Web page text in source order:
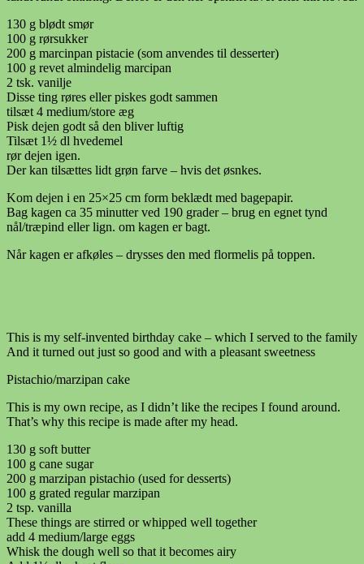
130 g blødt smør
100 g rørsukker
200 g marcinpan pistacie (som anvendes til desserter)
100 g revet almindelig marcipan
2 tsk. vanilje
Disse ting røres eller piskes godt sammen
tilsæt 4 medium/store æg
Pisk dejen godt så den bliver luftig
Tilsæt 1½ dl hvedemel
rør dejen igen.
Der kan tilsættes lidt grøn farve – hvis det øsnkes.
Kom dejen i en 25×25 cm form beklædt med bagepapir.
Bag kagen ca 35 minutter ved 190 grader – brug en egnet tynd
nål/træpind eller lign. om kagen er bagt.
Når kagen er afkøles – drysses den med flormelis på toppen.
This is my self-invented birthday cake – which I served to the family
And it turned out just so good and with a pleasant sweetness
Pistachio/marzipan cake
This is my own recipe, as I didn’t like the recipes I found around.
That’s why this recipe is made after my head.
130 g soft butter
100 g cane sugar
200 g marzipan pistachio (used for desserts)
100 g grated regular marzipan
2 tsp. vanilla
These things are stirred or whipped well together
add 4 medium/large eggs
Whisk the dough well so that it becomes airy